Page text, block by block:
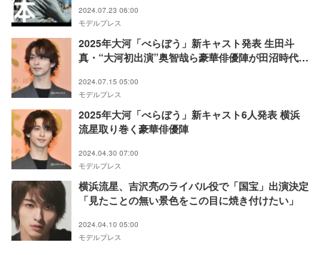
2024.07.23 06:00
モデルプレス
2025年大河「べらぼう」新キャスト発表 生田斗
真・“大河初出演”奥智哉ら豪華俳優陣が田沼時代生
2024.07.15 05:00
モデルプレス
2025年大河「べらぼう」新キャスト6人発表 横浜
流星取り巻く豪華俳優陣
2024.04.30 07:00
モデルプレス
横浜流星、吉沢亮のライバル役で「国宝」出演決定
「見たことの無い景色をこの目に焼き付けたい」
2024.04.10 05:00
モデルプレス